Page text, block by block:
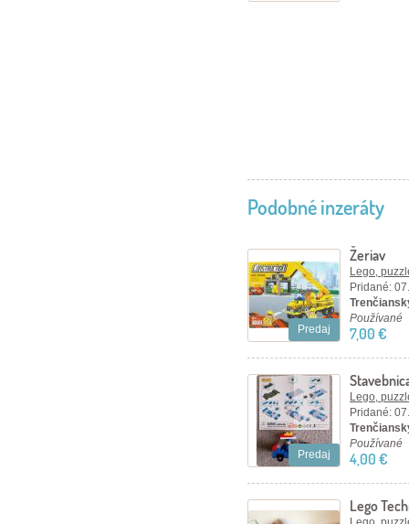
Podobné inzeráty
Predaj
Žeriav
Lego,
Pridané:
Používané
7,00 €
Predaj
Lego,
Pridané:
Používané
4,00 €
Lego